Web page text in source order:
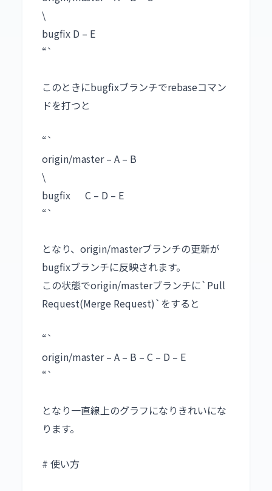
\
bugfix D – E
“`
このときにbugfixブランチでrebaseコマン
ドを打つと
“`
origin/master – A – B
\
bugfix C – D – E
“`
となり、origin/masterブランチの更新が
bugfixブランチに反映されます。
この状態でorigin/masterブランチに`Pull
Request(Merge Request)`をすると
“`
origin/master – A – B – C – D – E
“`
となり一直線上のグラフになりきれいにな
ります。
# 使い方